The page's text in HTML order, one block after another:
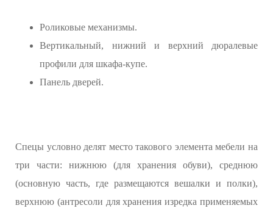
Роликовые механизмы.
Вертикальный, нижний и верхний дюралевые
профили для шкафа-купе.
Панель дверей.
Спецы условно делят место такового элемента мебели на
три части: нижнюю (для хранения обуви), среднюю
(основную часть, где размещаются вешалки и полки),
верхнюю (антресоли для хранения изредка применяемых